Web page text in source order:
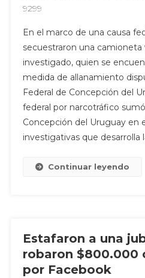
9299
En el marco de una causa
secuestraron una camioneta
investigado, quien se
medida de allanamiento
Federal de Concepción del
federal por narcotráfico
Concepción del Uruguay en
investigativas que desarrolla
Continuar leyendo
Estafaron a una
robaron $800.000
por Facebook